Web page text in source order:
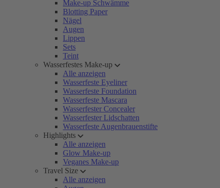
Make-up Schwämme
Blotting Paper
Nägel
Augen
Lippen
Sets
Teint
Wasserfestes Make-up
Alle anzeigen
Wasserfeste Eyeliner
Wasserfeste Foundation
Wasserfeste Mascara
Wasserfester Concealer
Wasserfester Lidschatten
Wasserfeste Augenbrauenstifte
Highlights
Alle anzeigen
Glow Make-up
Veganes Make-up
Travel Size
Alle anzeigen